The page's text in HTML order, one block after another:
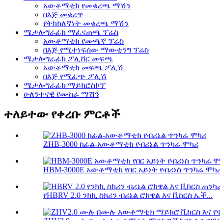
አውቶማቲክ የመቁረጫ ማሽን
በእጅ መቁረጥ
የትክክለኛነት መቁረጫ ማሽን
ሜታሎግራፊክ ማፈናጠጫ ፕሬስ
አውቶማቲክ የመጫኛ ፕሬስ
በእጅ የሚተነፍሰው ማውቲንግ ፕሬስ
ሜታሎግራፊክ ፖሊሸር መፍጫ
አውቶማቲክ መፍጫ ፖሊሽ
በእጅ የሚፈጭ ፖሊሽ
ሜታሎግራፊክ ማይክሮስኮፕ
ሁለንተናዊ የሙከራ ማሽን
ተለይተው የቀረቡ ምርቶች
ZHB-3000 ከፊል-አውቶማቲክ የብሪኔል ጥንካሬ ሞካሪ
HBM-3000E አውቶማቲክ የበር አይነት የብሪነስ ጥንካሬ
የHBRV 2.0 ንክኪ ስክሪን ብሪኔል ሮክዌል እና ቪከርስ ኤች...